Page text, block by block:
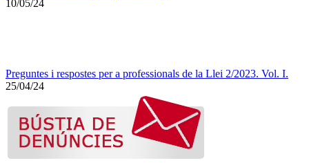
10/05/24
Preguntes i respostes per a professionals de la Llei 2/2023. Vol. I.
25/04/24